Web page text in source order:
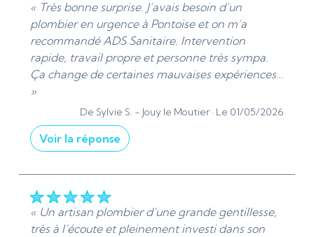
Plomberie et chauffage - Installation et
dépannage »
De ADS Sanitaire 95 - Le 06/05/2026
« Très bonne surprise. J’avais besoin d’un
plombier en urgence à Pontoise et on m’a
recommandé ADS Sanitaire. Intervention
rapide, travail propre et personne très sympa.
Ça change de certaines mauvaises expériences…
»
De Sylvie S. - Jouy le Moutier · Le 01/05/2026
Voir la réponse
« Un artisan plombier d’une grande gentillesse,
très à l’écoute et pleinement investi dans son